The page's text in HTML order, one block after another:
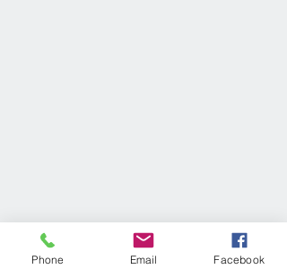
Phone Email Facebook